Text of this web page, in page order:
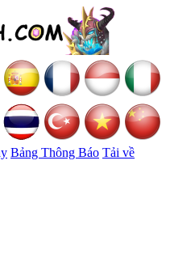
Bảng Thông Báo Tải về